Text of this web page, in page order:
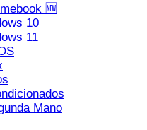
🆕
10
11
Mano